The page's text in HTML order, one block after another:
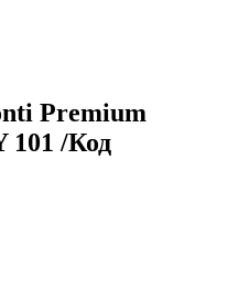
Premium
101 /Код